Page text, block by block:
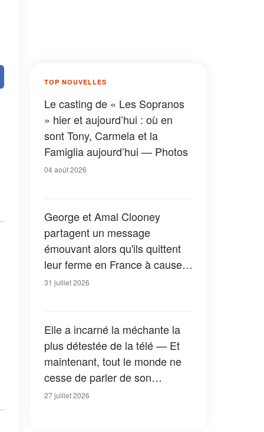
TOP NOUVELLES
Le casting de « Les Sopranos
» hier et aujourd’hui : où en
sont Tony, Carmela et la
Famiglia aujourd’hui — Photos
04 août 2026
George et Amal Clooney
partagent un message
émouvant alors qu'ils quittent
leur ferme en France à cause
des feux de forêt — Tous les
31 juillet 2026
Elle a incarné la méchante la
plus détestée de la télé — Et
maintenant, tout le monde ne
cesse de parler de son
apparition dans la nouvelle
27 juillet 2026